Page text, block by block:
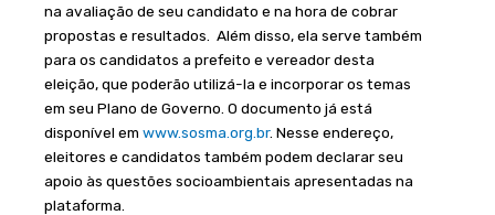
na avaliação de seu candidato e na hora de cobrar
propostas e resultados. Além disso, ela serve também
para os candidatos a prefeito e vereador desta
eleição, que poderão utilizá-la e incorporar os temas
em seu Plano de Governo. O documento já está
disponível em www.sosma.org.br. Nesse endereço,
eleitores e candidatos também podem declarar seu
apoio às questões socioambientais apresentadas na
plataforma.